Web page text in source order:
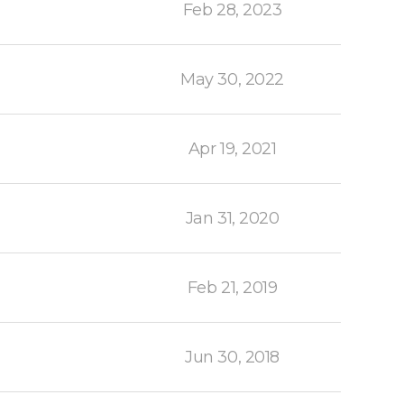
Feb 28, 2023
May 30, 2022
Apr 19, 2021
Jan 31, 2020
Feb 21, 2019
Jun 30, 2018